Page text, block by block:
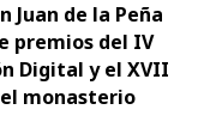
Juan de la Peña
premios del IV
Digital y el XVII
monasterio